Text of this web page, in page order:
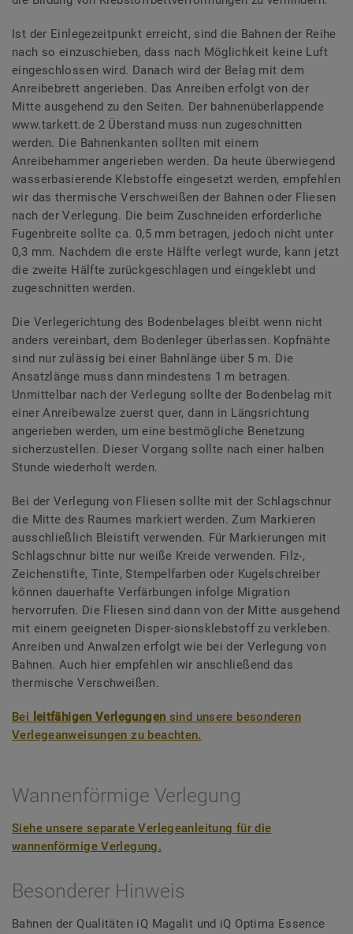
Ist der Einlegezeitpunkt erreicht, sind die Bahnen der Reihe
nach so einzuschieben, dass nach Möglichkeit keine Luft
eingeschlossen wird. Danach wird der Belag mit dem
Anreibebrett angerieben. Das Anreiben erfolgt von der
Mitte ausgehend zu den Seiten. Der bahnenüberlappende
www.tarkett.de 2 Überstand muss nun zugeschnitten
werden. Die Bahnenkanten sollten mit einem
Anreibehammer angerieben werden. Da heute überwiegend
wasserbasierende Klebstoffe eingesetzt werden, empfehlen
wir das thermische Verschweißen der Bahnen oder Fliesen
nach der Verlegung. Die beim Zuschneiden erforderliche
Fugenbreite sollte ca. 0,5 mm betragen, jedoch nicht unter
0,3 mm. Nachdem die erste Hälfte verlegt wurde, kann jetzt
die zweite Hälfte zurückgeschlagen und eingeklebt und
zugeschnitten werden.
Die Verlegerichtung des Bodenbelages bleibt wenn nicht
anders vereinbart, dem Bodenleger überlassen. Kopfnähte
sind nur zulässig bei einer Bahnlänge über 5 m. Die
Ansatzlänge muss dann mindestens 1 m betragen.
Unmittelbar nach der Verlegung sollte der Bodenbelag mit
einer Anreibewalze zuerst quer, dann in Längsrichtung
angerieben werden, um eine bestmögliche Benetzung
sicherzustellen. Dieser Vorgang sollte nach einer halben
Stunde wiederholt werden.
Bei der Verlegung von Fliesen sollte mit der Schlagschnur
die Mitte des Raumes markiert werden. Zum Markieren
ausschließlich Bleistift verwenden. Für Markierungen mit
Schlagschnur bitte nur weiße Kreide verwenden. Filz-,
Zeichenstifte, Tinte, Stempelfarben oder Kugelschreiber
können dauerhafte Verfärbungen infolge Migration
hervorrufen. Die Fliesen sind dann von der Mitte ausgehend
mit einem geeigneten Disper-sionsklebstoff zu verkleben.
Anreiben und Anwalzen erfolgt wie bei der Verlegung von
Bahnen. Auch hier empfehlen wir anschließend das
thermische Verschweißen.
Bei leitfähigen Verlegungen sind unsere besonderen
Verlegeanweisungen zu beachten.
Wannenförmige Verlegung
Siehe unsere separate Verlegeanleitung für die
wannenförmige Verlegung.
Besonderer Hinweis
Bahnen der Qualitäten iQ Magalit und iQ Optima Essence